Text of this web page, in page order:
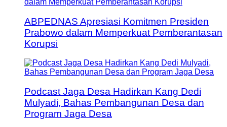
ABPEDNAS Apresiasi Komitmen Presiden
Prabowo dalam Memperkuat Pemberantasan
Korupsi
Podcast Jaga Desa Hadirkan Kang Dedi
Mulyadi, Bahas Pembangunan Desa dan
Program Jaga Desa